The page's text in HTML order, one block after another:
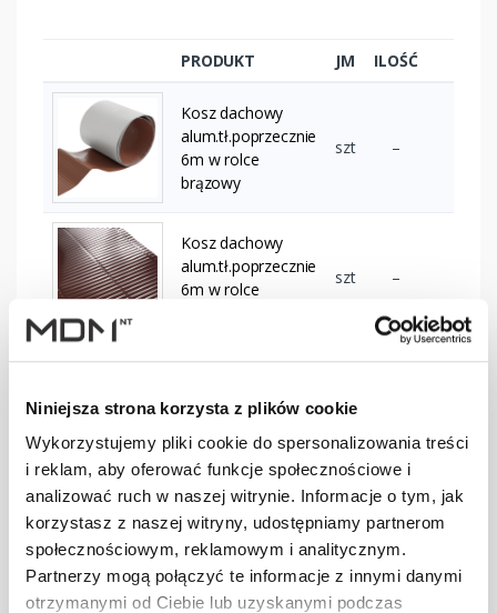
Niniejsza strona korzysta z plików cookie
Wykorzystujemy pliki cookie do spersonalizowania treści
i reklam, aby oferować funkcje społecznościowe i
analizować ruch w naszej witrynie. Informacje o tym, jak
korzystasz z naszej witryny, udostępniamy partnerom
społecznościowym, reklamowym i analitycznym.
Partnerzy mogą połączyć te informacje z innymi danymi
otrzymanymi od Ciebie lub uzyskanymi podczas
PRODUKT JM ILOŚĆ
Kosz dachowy
alum.tł.poprzecznie
6m w rolce
brązowy
szt –
Kosz dachowy
alum.tł.poprzecznie
6m w rolce
szt –
6m w rolce
ceglasty
szt
Kosz dachowy
alum.tł.poprzecznie
6m w rolce czarny
szt